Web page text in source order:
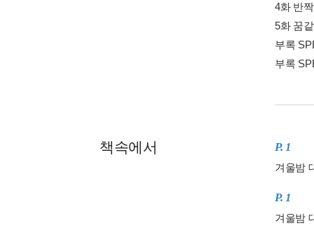
4화 반
5화 꿈
부록
부록
책속에서 P. 1
겨울밤
P. 1
겨울밤